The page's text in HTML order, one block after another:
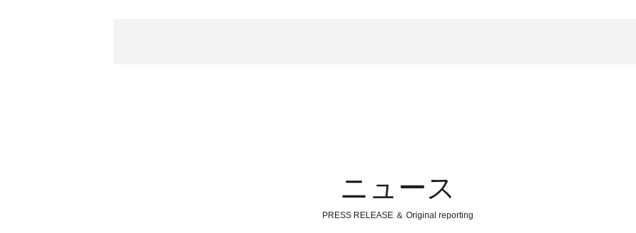
ニュース
PRESS RELEASE ＆ Original reporting